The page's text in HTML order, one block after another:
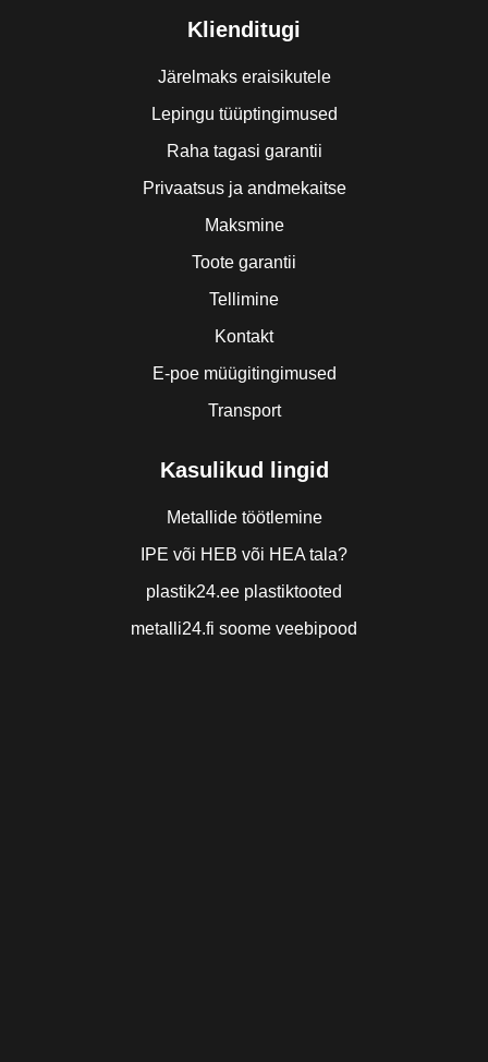
Klienditugi
Järelmaks eraisikutele
Lepingu tüüptingimused
Raha tagasi garantii
Privaatsus ja andmekaitse
Maksmine
Toote garantii
Tellimine
Kontakt
E-poe müügitingimused
Transport
Kasulikud lingid
Metallide töötlemine
IPE või HEB või HEA tala?
plastik24.ee plastiktooted
metalli24.fi soome veebipood